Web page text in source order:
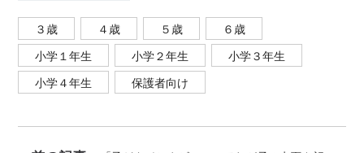
３歳 ４歳 ５歳
６歳
小学１年生
小学２年生
小学３年生
小学４年生
保護者向け